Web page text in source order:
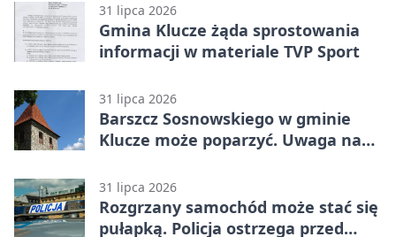
31 lipca 2026
Gmina Klucze żąda sprostowania
informacji w materiale TVP Sport
31 lipca 2026
Barszcz Sosnowskiego w gminie
Klucze może poparzyć. Uwaga na
31 lipca 2026
Rozgrzany samochód może stać się
pułapką. Policja ostrzega przed